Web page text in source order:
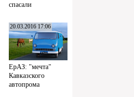
спасали
20.03.2016 17:06
ЕрАЗ: "мечта"
Кавказского
автопрома